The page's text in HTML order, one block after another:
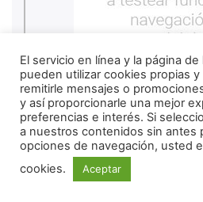
El servicio en línea y la página de
pueden utilizar cookies propias
remitirle mensajes o
y así proporcionarle una mejor
preferencias e interés. Si
a nuestros contenidos sin antes
opciones de navegación, usted
cookies.
Aceptar